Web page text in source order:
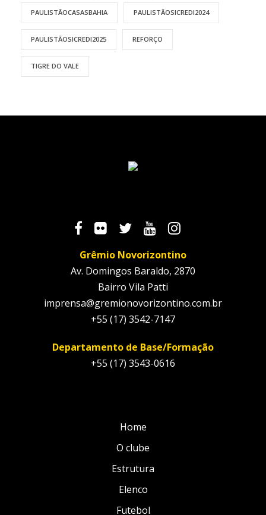
PAULISTÃOCASASBAHIA PAULISTÃOSICREDI2024
PAULISTÃOSICREDI2025 REFORÇO
TIGRE DO VALE
Grêmio Novorizontino
Av. Domingos Baraldo, 2870
Bairro Vila Patti
imprensa@gremionovorizontino.com.br
+55 (17) 3542-7147
Departamento de Base/Formação
+55 (17) 3543-0616
Home
O clube
Estrutura
Elenco
Futebol